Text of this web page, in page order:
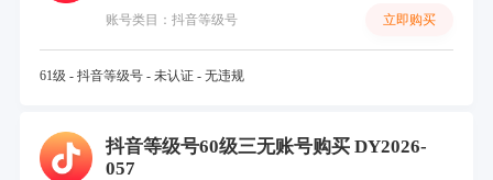
账号类目：抖音等级号 立即购买
61级 - 抖音等级号 - 未认证 - 无违规
抖音等级号60级三无账号购买 DY2026-
057